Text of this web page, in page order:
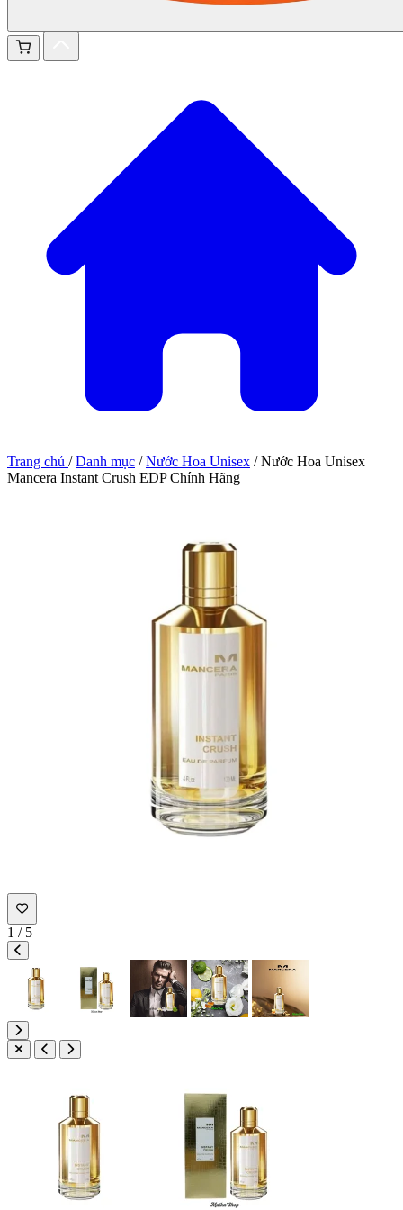
Trang chủ / Danh mục / Nước Hoa Unisex / Nước Hoa Unisex
Mancera Instant Crush EDP Chính Hãng
1 / 5